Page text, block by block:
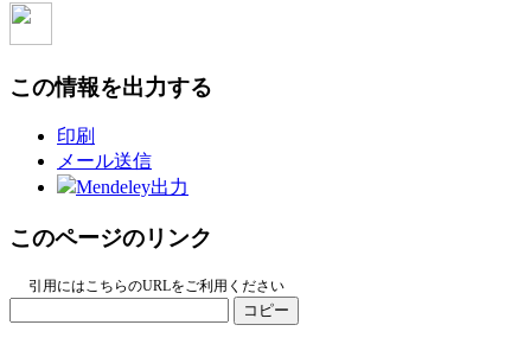
この情報を出力する
印刷
メール送信
Mendeley出力
このページのリンク
引用にはこちらのURLをご利用ください
コピー